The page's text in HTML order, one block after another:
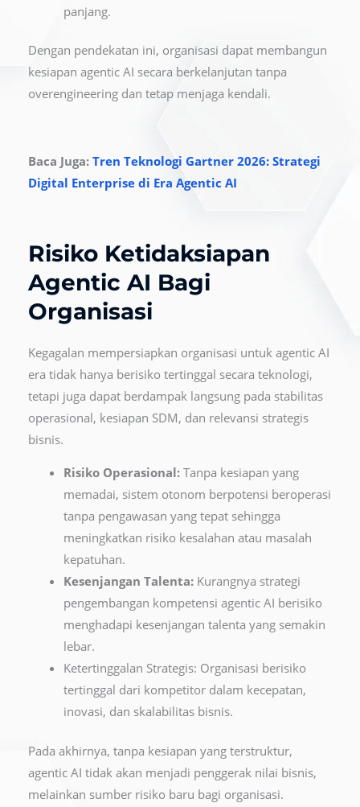
panjang.
Dengan pendekatan ini, organisasi dapat membangun
kesiapan agentic AI secara berkelanjutan tanpa
overengineering dan tetap menjaga kendali.
Baca Juga: Tren Teknologi Gartner 2026: Strategi
Digital Enterprise di Era Agentic AI
Risiko Ketidaksiapan
Agentic AI Bagi
Organisasi
Kegagalan mempersiapkan organisasi untuk agentic AI
era tidak hanya berisiko tertinggal secara teknologi,
tetapi juga dapat berdampak langsung pada stabilitas
operasional, kesiapan SDM, dan relevansi strategis
bisnis.
Risiko Operasional:Tanpa kesiapan yang
memadai, sistem otonom berpotensi beroperasi
tanpa pengawasan yang tepat sehingga
meningkatkan risiko kesalahan atau masalah
kepatuhan.
Kesenjangan Talenta:Kurangnya strategi
pengembangan kompetensi agentic AI berisiko
menghadapi kesenjangan talenta yang semakin
lebar.
Ketertinggalan Strategis: Organisasi berisiko
tertinggal dari kompetitor dalam kecepatan,
inovasi, dan skalabilitas bisnis.
Pada akhirnya, tanpa kesiapan yang terstruktur,
agentic AI tidak akan menjadi penggerak nilai bisnis,
melainkan sumber risiko baru bagi organisasi.